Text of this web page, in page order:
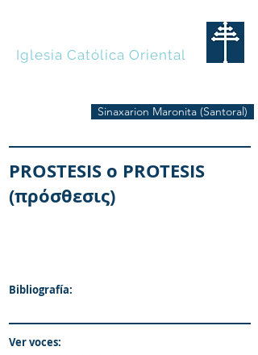
Iglesia Católica Oriental
Sinaxarion Maronita (Santoral)
PROSTESIS o PROTESIS
(πρόσθεσις)
Bibliografía:
Ver voces: